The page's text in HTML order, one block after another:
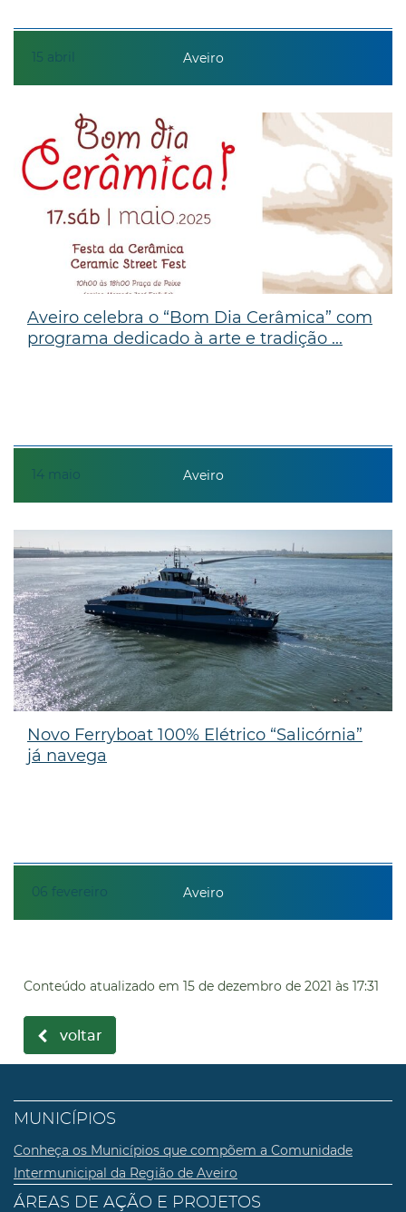
15 abril Aveiro
14 maio
Aveiro celebra o “Bom Dia Cerâmica” com
programa dedicado à arte e tradição ...
Aveiro
06 fevereiro
Novo Ferryboat 100% Elétrico “Salicórnia”
já navega
Aveiro
Conteúdo atualizado em 15 de dezembro de 2021 às 17:31
voltar
MUNICÍPIOS
Conheça os Municípios que compõem a Comunidade
Intermunicipal da Região de Aveiro
ÁREAS DE AÇÃO E PROJETOS